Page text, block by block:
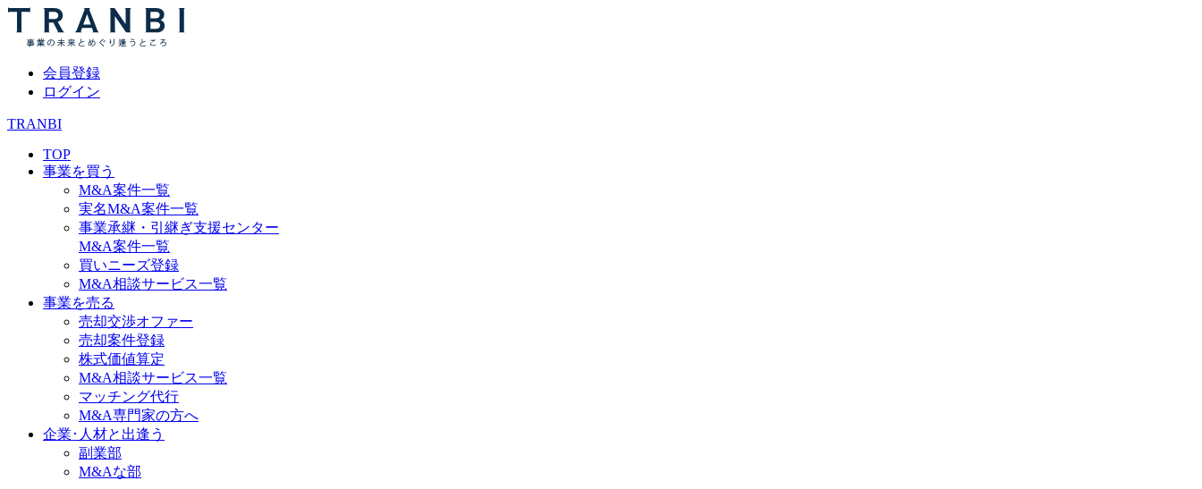
会員登録
ログイン
TRANBI
TOP
事業を買う
M&A案件一覧
実名M&A案件一覧
事業承継・引継ぎ支援センター
M&A案件一覧
買いニーズ登録
M&A相談サービス一覧
事業を売る
売却交渉オファー
売却案件登録
株式価値算定
M&A相談サービス一覧
マッチング代行
M&A専門家の方へ
企業･人材と出逢う
副業部
M&Aな部